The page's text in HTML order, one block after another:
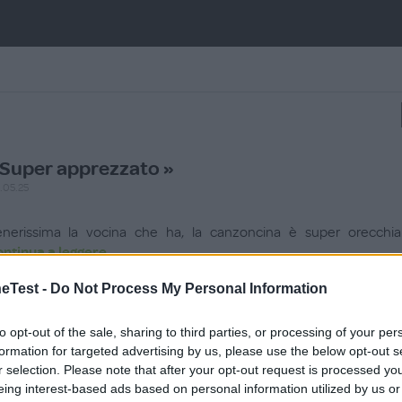
- Do Not Process My Personal Information
opt-out of the sale, sharing to third parties, or processing of your
for targeted advertising by us, please use the below opt-out
selection. Please note that after your opt-out request is processed
interest-based ads based on personal information utilized by us
apprezzato »
la vocina che ha, la canzoncina è super
a leggere
fantastico »